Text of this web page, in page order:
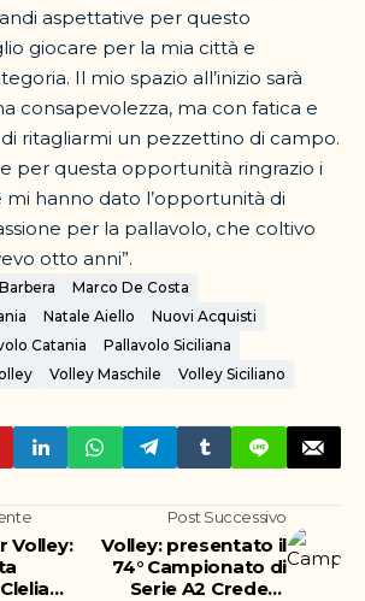
aspettative per questo
giocare per la mia città e
Il mio spazio all’inizio sarà
consapevolezza, ma con fatica e
ritagliarmi un pezzettino di campo.
per questa opportunità ringrazio i
hanno dato l’opportunità di
per la pallavolo, che coltivo
otto anni”.
Marco De Costa
Natale Aiello
Nuovi Acquisti
Catania
Pallavolo Siciliana
Volley Maschile Volley Siciliano
Volley:
Post Successivo
Volley: presentato il
74° Campionato di
Serie A2 Credem